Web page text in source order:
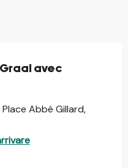
Graal avec
Abbé Gillard,